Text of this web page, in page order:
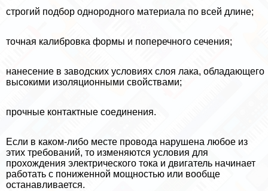
строгий подбор однородного материала по всей длине;
точная калибровка формы и поперечного сечения;
нанесение в заводских условиях слоя лака, обладающего
высокими изоляционными свойствами;
прочные контактные соединения.
Если в каком-либо месте провода нарушена любое из
этих требований, то изменяются условия для
прохождения электрического тока и двигатель начинает
работать с пониженной мощностью или вообще
останавливается.